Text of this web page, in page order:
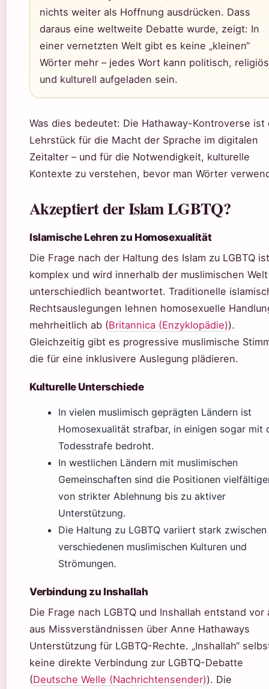
nichts weiter als Hoffnung ausdrücken. Dass
daraus eine weltweite Debatte wurde, zeigt: In
einer vernetzten Welt gibt es keine „kleinen“
Wörter mehr – jedes Wort kann politisch, religiös
und kulturell aufgeladen sein.
Was dies bedeutet: Die Hathaway-Kontroverse ist
Lehrstück für die Macht der Sprache im digitalen
Zeitalter – und für die Notwendigkeit, kulturelle
Kontexte zu verstehen, bevor man Wörter
Akzeptiert der Islam LGBTQ?
Islamische Lehren zu Homosexualität
Die Frage nach der Haltung des Islam zu LGBTQ ist
komplex und wird innerhalb der muslimischen Welt
unterschiedlich beantwortet. Traditionelle
Rechtsauslegungen lehnen homosexuelle
mehrheitlich ab (Britannica (Enzyklopädie)).
Gleichzeitig gibt es progressive muslimische
die für eine inklusivere Auslegung plädieren.
Kulturelle Unterschiede
In vielen muslimisch geprägten Ländern ist
Homosexualität strafbar, in einigen sogar mit
Todesstrafe bedroht.
In westlichen Ländern mit muslimischen
Gemeinschaften sind die Positionen
von strikter Ablehnung bis zu aktiver
Unterstützung.
Die Haltung zu LGBTQ variiert stark zwischen
verschiedenen muslimischen Kulturen und
Strömungen.
Verbindung zu Inshallah
Die Frage nach LGBTQ und Inshallah entstand vor
aus Missverständnissen über Anne Hathaways
Unterstützung für LGBTQ-Rechte. „Inshallah“
keine direkte Verbindung zur LGBTQ-Debatte
(Deutsche Welle (Nachrichtensender)). Die